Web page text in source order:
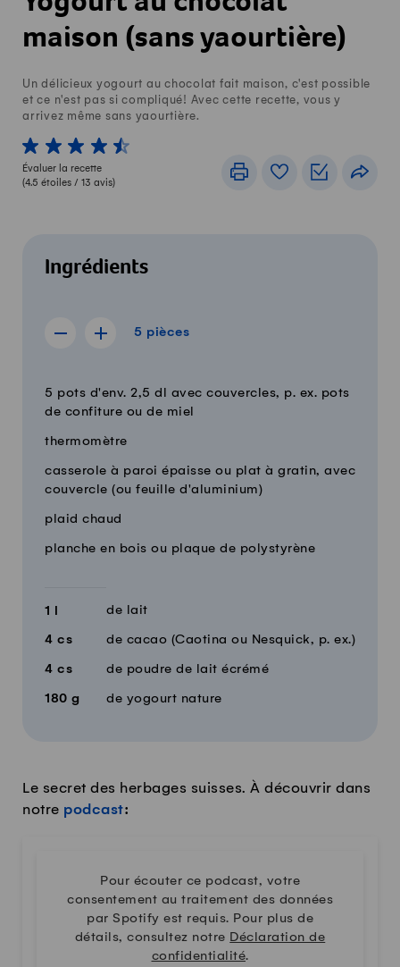
maison (sans yaourtière)
Un délicieux yogourt au chocolat fait maison, c'est possible
et ce n'est pas si compliqué! Avec cette recette, vous y
arrivez même sans yaourtière.
1 von 5 étoiles
2 von 5 étoiles
3 von 5 étoiles
4 von 5 étoiles
5 von 5 étoiles
Évaluer la recette
(4.5 étoiles / 13 avis)
ImprimerLivre de recettes
Listes de
Ingrédients
Afficher la recette de 4 pièces
Afficher la recette de 6 pièces
5 pièces
QuantitéIngrédients
5 pots d'env. 2,5 dl avec couvercles, p. ex. pots
de confiture ou de miel
thermomètre
casserole à paroi épaisse ou plat à gratin, avec
couvercle (ou feuille d'aluminium)
plaid chaud
planche en bois ou plaque de polystyrène
1 l de lait
4 cs de cacao (Caotina ou Nesquick, p. ex.)
4 cs de poudre de lait écrémé
180 g de yogourt nature
Le secret des herbages suisses. À découvrir dans
notre podcast:
Pour écouter ce podcast, votre
consentement au traitement des données
par Spotify est requis. Pour plus de
détails, consultez notre Déclaration de
confidentialité.